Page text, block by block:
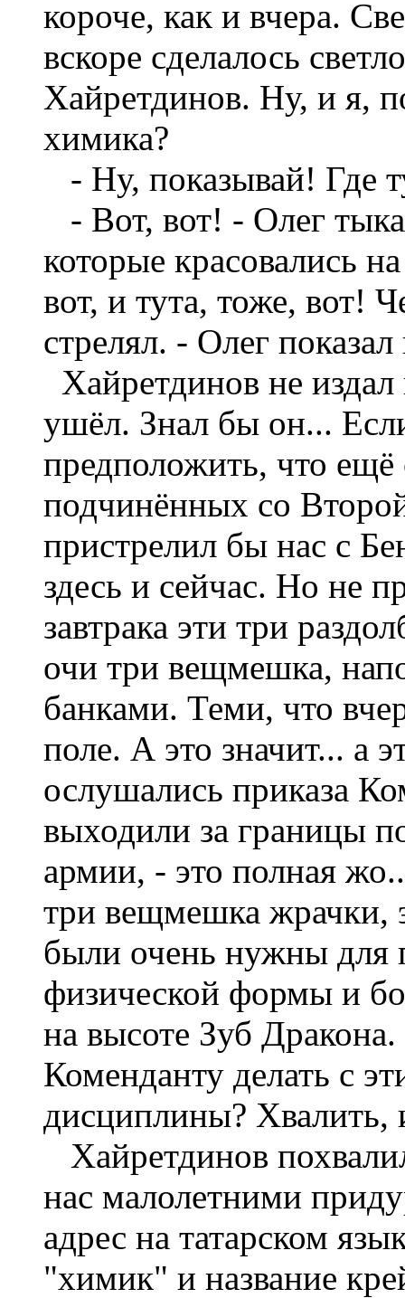
короче, как и вчера.
вскоре сделалось
Хайретдинов. Ну, и я,
химика?
- Ну, показывай! Где
- Вот, вот! - Олег
которые красовались
вот, и тута, тоже, вот!
стрелял. - Олег
Хайретдинов не
ушёл. Знал бы он...
предположить, что ещё
подчинённых со
пристрелил бы нас с
здесь и сейчас. Но не
завтрака эти три
очи три вещмешка,
банками. Теми, что
поле. А это значит... а
ослушались приказа
выходили за границы
армии, - это полная
три вещмешка жрачки,
были очень нужны для
физической формы и
на высоте Зуб Дракона.
Коменданту делать с
дисциплины? Хвалить,
Хайретдинов
нас малолетними
адрес на татарском
"химик" и название